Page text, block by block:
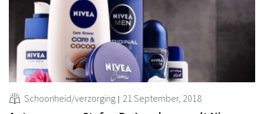
Schoonheid/verzorging 21 September, 2018